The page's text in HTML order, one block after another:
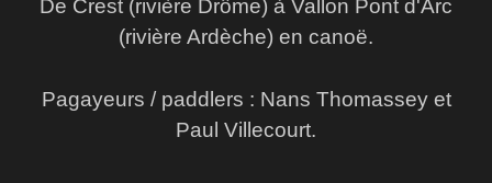
De Crest (rivière Drôme) à Vallon Pont d'Arc
(rivière Ardèche) en canoë.
Pagayeurs / paddlers : Nans Thomassey et
Paul Villecourt.